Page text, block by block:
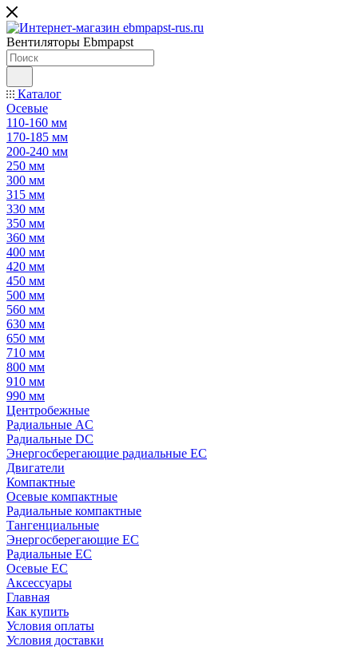
Вентиляторы Ebmpapst
Каталог
Осевые
110-160 мм
170-185 мм
200-240 мм
250 мм
300 мм
315 мм
330 мм
350 мм
360 мм
400 мм
420 мм
450 мм
500 мм
560 мм
630 мм
650 мм
710 мм
800 мм
910 мм
990 мм
Центробежные
Радиальные AC
Радиальные DC
Энергосберегающие радиальные EC
Двигатели
Компактные
Осевые компактные
Радиальные компактные
Тангенциальные
Энергосберегающие EC
Радиальные EC
Осевые EC
Аксессуары
Главная
Как купить
Условия оплаты
Условия доставки